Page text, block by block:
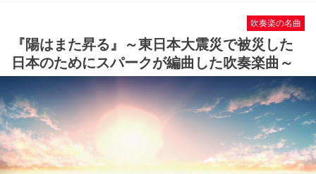
吹奏楽の名曲
『陽はまた昇る』～東日本大震災で被災した
日本のためにスパークが編曲した吹奏楽曲～